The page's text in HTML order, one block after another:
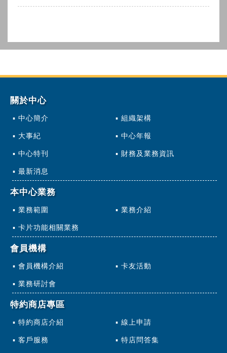
關於中心
中心簡介 組織架構
大事紀 中心年報
中心特刊 財務及業務資訊
最新消息
本中心業務
業務範圍 業務介紹
卡片功能相關業務
會員機構
會員機構介紹 卡友活動
業務研討會
特約商店專區
特約商店介紹 線上申請
客戶服務 特店問答集